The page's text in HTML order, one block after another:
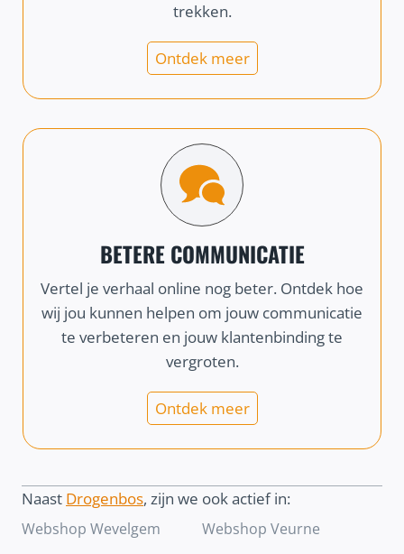
trekken.
Ontdek meer
BETERE COMMUNICATIE
Vertel je verhaal online nog beter. Ontdek hoe
wij jou kunnen helpen om jouw communicatie
te verbeteren en jouw klantenbinding te
vergroten.
Ontdek meer
Naast Drogenbos, zijn we ook actief in:
Webshop Wevelgem
Webshop Veurne